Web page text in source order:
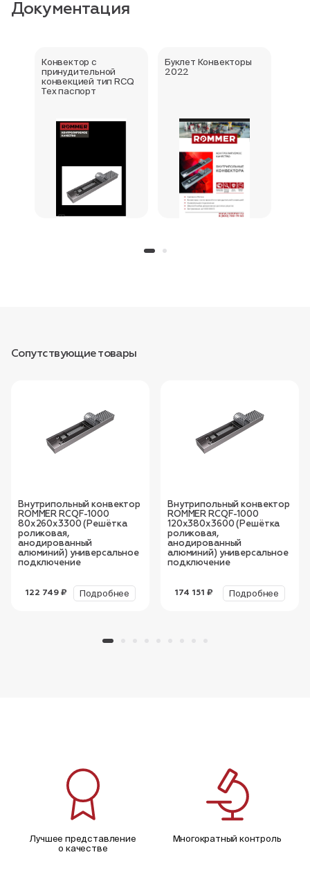
Документация
Конвектор с
принудительной
конвекцией тип RCQ
Тех паспорт
Буклет Конвекторы
2022
Сопутствующие товары
Внутрипольный конвектор
ROMMER RCQF-1000
80х260х3300 (Решётка
роликовая,
анодированный
алюминий) универсальное
подключение
122 749 ₽ Подробнее
Внутрипольный конвектор
ROMMER RCQF-1000
120х380х3600 (Решётка
роликовая,
анодированный
алюминий) универсальное
подключение
174 151 ₽ Подробнее
Лучшее представление
о качестве
Многократный контроль